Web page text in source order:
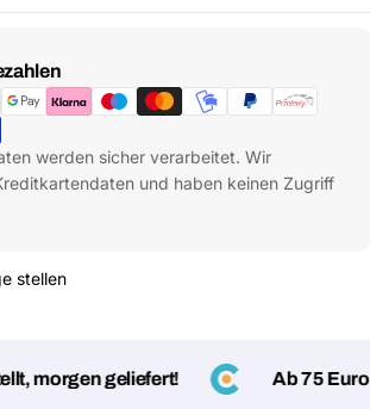
werden sicher verarbeitet. Wir
und haben keinen Zugriff
stellen
morgen geliefert! Ab 75 Euro